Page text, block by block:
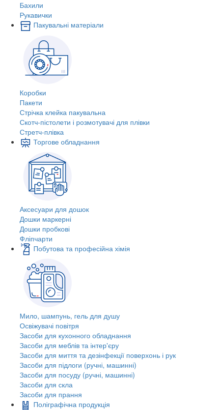
Бахили
Рукавички
Пакувальні матеріали
Коробки
Пакети
Стрічка клейка пакувальна
Скотч-пістолети і розмотувачі для плівки
Стретч-плівка
Торгове обладнання
Аксесуари для дошок
Дошки маркерні
Дошки пробкові
Фліпчарти
Побутова та професійна хімія
Мило, шампунь, гель для душу
Освіжувачі повітря
Засоби для кухонного обладнання
Засоби для меблів та інтер'єру
Засоби для миття та дезінфекції поверхонь і рук
Засоби для підлоги (ручні, машинні)
Засоби для посуду (ручні, машинні)
Засоби для скла
Засоби для прання
Поліграфічна продукція